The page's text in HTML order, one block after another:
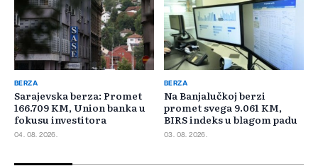
BERZA
Sarajevska berza: Promet
166.709 KM, Union banka u
fokusu investitora
04. 08. 2026.
BERZA
Na Banjalučkoj berzi
promet svega 9.061 KM,
BIRS indeks u blagom padu
03. 08. 2026.